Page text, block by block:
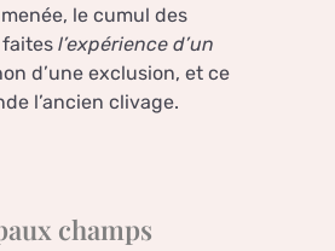
le cumul des
l’expérience d’un
d’une exclusion, et ce
l’ancien clivage.
champs